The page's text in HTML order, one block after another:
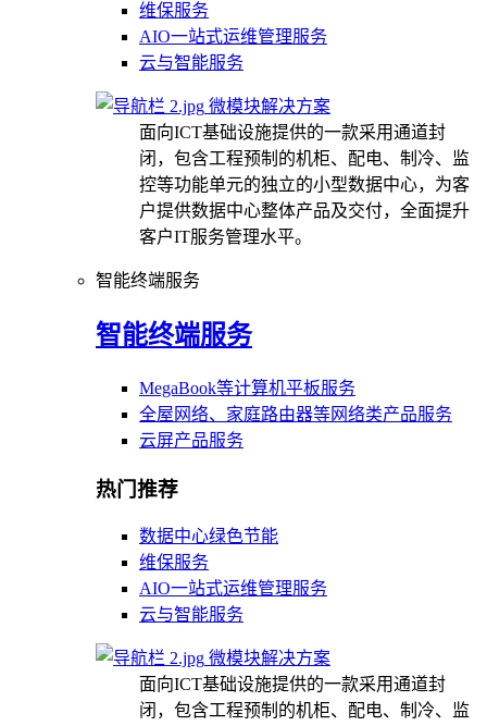
维保服务
AIO一站式运维管理服务
云与智能服务
微模块解决方案
面向ICT基础设施提供的一款采用通道封
闭，包含工程预制的机柜、配电、制冷、监
控等功能单元的独立的小型数据中心，为客
户提供数据中心整体产品及交付，全面提升
客户IT服务管理水平。
智能终端服务
智能终端服务
MegaBook等计算机平板服务
全屋网络、家庭路由器等网络类产品服务
云屏产品服务
热门推荐
数据中心绿色节能
维保服务
AIO一站式运维管理服务
云与智能服务
微模块解决方案
面向ICT基础设施提供的一款采用通道封
闭，包含工程预制的机柜、配电、制冷、监